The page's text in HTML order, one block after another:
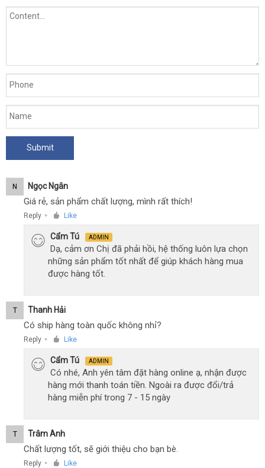
N Ngọc Ngân
Giá rẻ, sản phẩm chất lượng, mình rất thích!
Reply ● Like
Cẩm Tú ADMIN
Dạ, cảm ơn Chị đã phải hồi, hệ thống luôn lựa chọn
những sản phẩm tốt nhất để giúp khách hàng mua
được hàng tốt.
T Thanh Hải
Có ship hàng toàn quốc không nhỉ?
Reply ● Like
Cẩm Tú ADMIN
Có nhé, Anh yên tâm đặt hàng online ạ, nhận được
hàng mới thanh toán tiền. Ngoài ra được đổi/trả
hàng miễn phí trong 7 - 15 ngày
T Trâm Anh
Chất lượng tốt, sẽ giới thiệu cho bạn bè.
Reply ● Like